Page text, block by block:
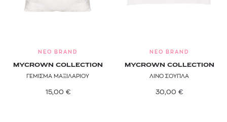
NEO BRAND
MYCROWN COLLECTION
ΓΕΜΙΣΜΑ ΜΑΞΙΛΑΡΙΟΥ
15,00 €
NEO BRAND
MYCROWN COLLECTION
ΛΙΝΟ ΣΟΥΠΛΑ
30,00 €